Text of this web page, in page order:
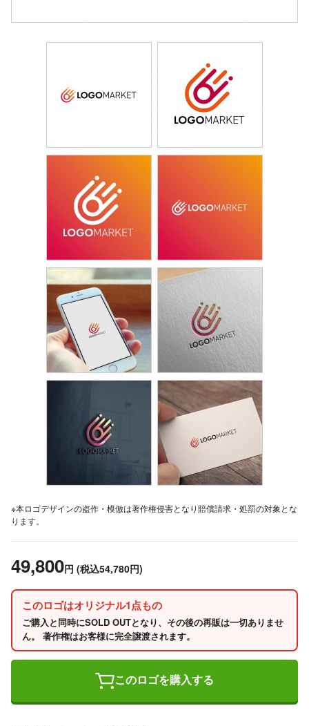
※本ロゴデザインの盗作・模倣は著作権侵害となり賠償請求・処罰の対象とな
ります。
49,800円 (税込54,780円)
このロゴはオリジナル1点もの
ご購入と同時にSOLD OUTとなり、その後の再販は一切ありませ
ん。 著作権はお客様に完全譲渡されます。
このロゴを購入する